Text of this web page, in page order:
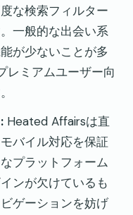
な検索フィルター
一般的な出会い系
が少ないことが多
レミアムユーザー向
Heated Affairsは直
バイル対応を保証
プラットフォーム
ンが欠けているも
ゲーションを妨げ